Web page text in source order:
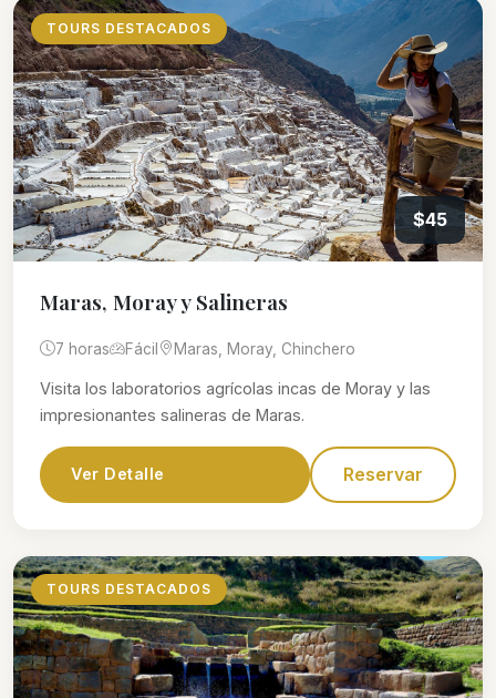
TOURS DESTACADOS
$45
Maras, Moray y Salineras
7 horas Fácil Maras, Moray, Chinchero
Visita los laboratorios agrícolas incas de Moray y las
impresionantes salineras de Maras.
Ver Detalle Reservar
TOURS DESTACADOS